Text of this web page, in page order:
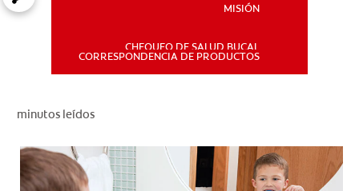
MISIÓN
CHEQUEO DE SALUD BUCAL
CORRESPONDENCIA DE PRODUCTOS
minutos leídos